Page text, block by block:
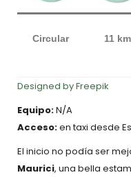
Circular 11 km
Designed by Freepik
Equipo:N/A
Acceso:en taxi desde
El inicio no podía ser
Maurici, una bella